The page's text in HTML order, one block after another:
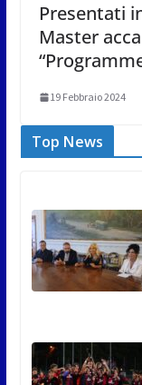
Presentati
Master
19 Febbraio 2024
Top News